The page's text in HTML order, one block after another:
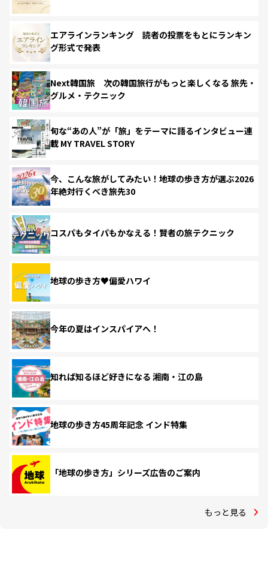
エアラインランキング 読者の投票をもとにランキン
グ形式で発表
Next韓国旅 次の韓国旅行がもっと楽しくなる 旅先・
グルメ・テクニック
旬な“あの人”が「旅」をテーマに語るインタビュー連
載 MY TRAVEL STORY
今、こんな旅がしてみたい！地球の歩き方が選ぶ2026
年絶対行くべき旅先30
コスパもタイパもかなえる！賢者の旅テクニック
地球の歩き方♥偏愛ハワイ
今年の夏はインスパイアへ！
知れば知るほど好きになる 湘南・江の島
地球の歩き方45周年記念 インド特集
「地球の歩き方」シリーズ広告のご案内
もっと見る